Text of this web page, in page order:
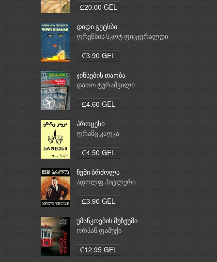
₾20.00 GEL
დიდი გეტსბი
ფრენსის სკოტ ფიცჯერალდი
₾3.90 GEL
ჯინსების თაობა
დათო ტურაშვილი
₾4.60 GEL
პროცესი
ფრანც კაფკა
₾4.50 GEL
ჩემი ბრძოლა
ადოლფ ჰიტლერი
₾3.90 GEL
უმანკოების მუზეუმი
ორჰან ფამუქი
₾12.95 GEL